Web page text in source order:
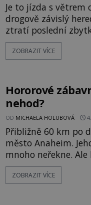
Je to jízda s větrem
drogově závislý
ztratí poslední
po silnicích ve svém
řetězu. Vše
Tímto momentem
ZOBRAZIT VÍCE
Hororové
nehod?
OD MICHAELA HOLUBOVÁ
Přibližně 60 km po
město Anaheim.
mnoho neřekne.
Disneyland, je hned jasno. Zábavní
na poklidném místě
ZOBRAZIT VÍCE